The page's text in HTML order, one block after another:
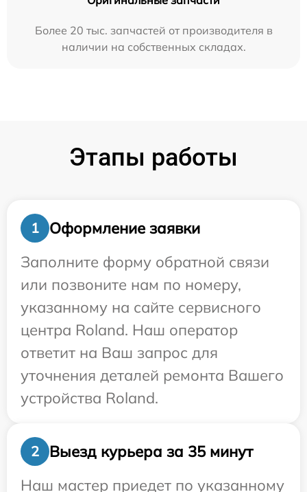
Более 20 тыс. запчастей от производителя в
наличии на собственных складах.
Этапы работы
1
Оформление заявки
Заполните форму обратной связи
или позвоните нам по номеру,
указанному на сайте сервисного
центра Roland. Наш оператор
ответит на Ваш запрос для
уточнения деталей ремонта Вашего
устройства Roland.
2
Выезд курьера за 35 минут
Наш мастер приедет по указанному